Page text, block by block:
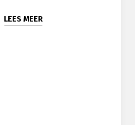
LEES MEER